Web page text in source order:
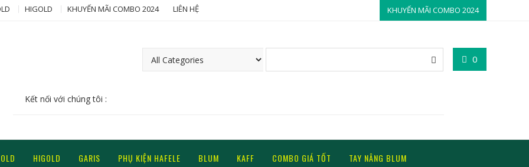
HIGOLD KHUYẾN MÃI COMBO 2024 LIÊN HỆ KHUYẾN MÃI COMBO 2024
0
Kết nối với chúng tôi :
HIGOLD GARIS PHỤ KIỆN HAFELE BLUM KAFF COMBO GIÁ TỐT TAY NÂNG BLUM